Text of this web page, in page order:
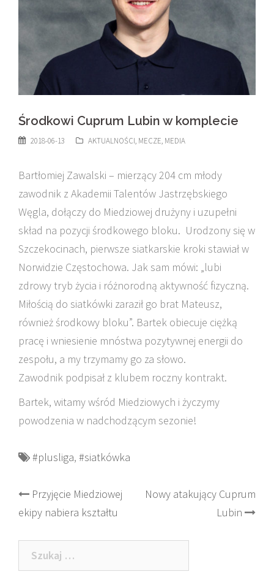
Środkowi Cuprum Lubin w komplecie
2018-06-13 AKTUALNOŚCI, MECZE, MEDIA
Bartłomiej Zawalski – mierzący 204 cm młody
zawodnik z Akademii Talentów Jastrzębskiego
Węgla, dołączy do Miedziowej drużyny i uzupełni
skład na pozycji środkowego bloku. Urodzony się w
Szczekocinach, pierwsze siatkarskie kroki stawiał w
Norwidzie Częstochowa. Jak sam mówi: „lubi
zdrowy tryb życia i różnorodną aktywność fizyczną.
Miłością do siatkówki zaraził go brat Mateusz,
również środkowy bloku”. Bartek obiecuje ciężką
pracę i wniesienie mnóstwa pozytywnej energii do
zespołu, a my trzymamy go za słowo.
Zawodnik podpisał z klubem roczny kontrakt.
Bartek, witamy wśród Miedziowych i życzymy
powodzenia w nadchodzącym sezonie!
#plusliga, #siatkówka
Post
navigation
Przyjęcie Miedziowej
ekipy nabiera kształtu
Nowy atakujący Cuprum
Lubin
Szukaj: